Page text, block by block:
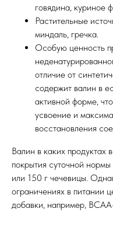
говядина, куриное
Растительные
миндаль, гречка.
Особую ценность
отличие от
содержит валин в
активной форме,
усвоение и
восстановления
Валин в каких продуктах
покрытия суточной
или 150 г чечевицы.
ограничениях в питании
добавки, например,